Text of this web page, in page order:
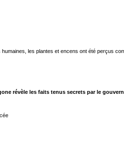
les plantes et encens ont été perçus
révèle les faits tenus secrets par le